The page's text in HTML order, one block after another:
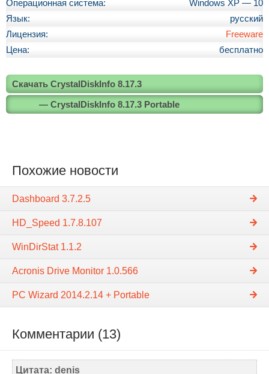
Операционная система:
Windows XP — 10
Язык:
русский
Лицензия:
Freeware
Цена:
бесплатно
Скачать CrystalDiskInfo 8.17.3
— CrystalDiskInfo 8.17.3 Portable
Похожие новости
Dashboard 3.7.2.5
HD_Speed 1.7.8.107
WinDirStat 1.1.2
Acronis Drive Monitor 1.0.566
PC Wizard 2014.2.14 + Portable
Комментарии (13)
Цитата: denis